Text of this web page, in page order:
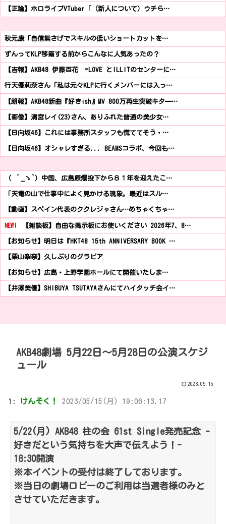
【正論】ホロライブVTuber「（新人について）ウチら…
秋元康「自信無さげでスキルの低いショートカットを…
ずんってKLP移籍する前からこんなに人気あったの？
【吉報】AKB48 伊藤百花 =LOVE とILLITのセンターに…
行天優莉奈さん「私は元々KLPに行くメンバーには入っ…
【朗報】AKB48新曲『好きish』MV 800万再生突破キタ━…
【画像】清宮レイ(23)さん、ありふれた普通の美少女…
【日向坂46】これには事務所スタッフも慌ててそう・…
【日向坂46】オシャレすぎる... BEAMSコラボ、今回も…
（ ´_ゝ`）中国、広島原爆投下から８１年を迎えたこ…
「天竜の山で仕事中によく見かける現象。最近はスル…
【動画】スペイン代表のククレジャさん…めちゃくちゃ…
NEW! 【雑談板】自由な掲示板にお使いください 2026年7、8…
【お知らせ】明日は『HKT48 15th ANNIVERSARY BOOK …
【栗山梨奈】久しぶりのグラビア
【お知らせ】広島・上野学園ホールにて開催いたしま…
【井澤美優】SHIBUYA TSUTAYAさんにてハイタッチ会イ…
AKB48劇場 5月22日～5月28日の公演スケジ
ュール
2023.05.15
1: けんそく！ 2023/05/15(月) 19:06:13.17
5/22(月) AKB48 柱の会 61st Single発売記念 -
好きだという気持ちを大声で伝えよう！-
18:30開演
※本イベントの受付は終了しております。
※当日の劇場ロビーのご利用は当選者様のみと
させていただきます。